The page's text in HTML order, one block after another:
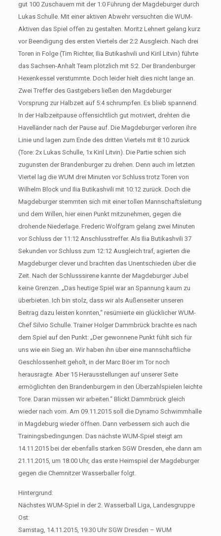
gut 100 Zuschauern mit der 1:0 Führung der Magdeburger durch
Lukas Schulle. Mit einer aktiven Abwehr versuchten die WUM-
Aktiven das Spiel offen zu gestalten. Moritz Lehnert gelang kurz
vor Beendigung des ersten Viertels der 2:2 Ausgleich. Nach drei
Toren in Folge (Tim Richter, Ilia Butikashvili und Kiril Litvin) führte
das Sachsen-Anhalt Team plötzlich mit 5:2. Der Brandenburger
Hexenkessel verstummte. Doch leider hielt dies nicht lange an.
Zwei Treffer des Gastgebers ließen den Magdeburger
Vorsprung zur Halbzeit auf 5:4 schrumpfen. Es blieb spannend.
In der Halbzeitpause offensichtlich gut motiviert, drehten die
Havelländer nach der Pause auf. Die Magdeburger verloren ihre
Linie und lagen zum Ende des dritten Viertels mit 8:10 zurück
(Tore: 2x Lukas Schulle, 1x Kiril Litvin). Die Partie schien sich
zugunsten der Brandenburger zu drehen. Denn auch im letzten
Viertel lag die WUM drei Minuten vor Schluss trotz Toren von
Wilhelm Block und Ilia Butikashvili mit 10:12 zurück. Doch die
Magdeburger stemmten sich mit einer tollen Mannschaftsleitung
und dem Willen, hier einen Punkt mitzunehmen, gegen die
drohende Niederlage. Frederic Wolfgram gelang zwei Minuten
vor Schluss der 11:12 Anschlusstreffer. Als Ilia Butikashvili 37
Sekunden vor Schluss zum 12:12 Ausgleich traf, agierten die
Magdeburger clever und brachten das Unentschieden über die
Zeit. Nach der Schlusssirene kannte der Magdeburger Jubel
keine Grenzen. „Das heutige Spiel war an Spannung kaum zu
überbieten. Ich bin stolz, dass wir als Außenseiter unseren
Beitrag dazu leisten konnten,“ resümierte ein glücklicher WUM-
Chef Silvio Schulle. Trainer Holger Dammbrück brachte es nach
dem Spiel auf den Punkt: „Der gewonnene Punkt fühlt sich für
uns wie ein Sieg an. Wir haben ihn über eine mannschaftliche
Geschlossenheit geholt, in der Marc Böer im Tor noch
herausragte. Aber 15 Herausstellungen auf unserer Seite
ermöglichten den Brandenburgern in den Überzahlspielen leichte
Tore. Daran müssen wir arbeiten.“ Blickt Dammbrück gleich
wieder nach vorn. Am 09.11.2015 soll die Dynamo Schwimmhalle
in Magdeburg wieder öffnen. Dann verbessern sich auch die
Trainingsbedingungen. Das nächste WUM-Spiel steigt am
14.11.2015 bei der ebenfalls starken SGW Dresden, ehe dann am
21.11.2015, um 18.00 Uhr, das erste Heimspiel der Magdeburger
gegen die Chemnitzer Wasserballer folgt.
Hintergrund:
Nächstes WUM-Spiel in der 2. Wasserball Liga, Landesgruppe
Ost:
Samstag, 14.11.2015, 19.30 Uhr SGW Dresden – WUM